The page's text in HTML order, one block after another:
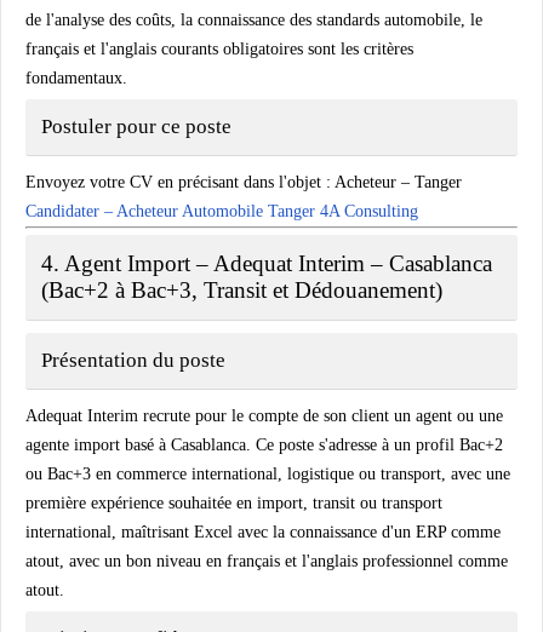
de l'analyse des coûts, la connaissance des standards automobile, le
français et l'anglais courants obligatoires sont les critères
fondamentaux.
Postuler pour ce poste
Envoyez votre CV en précisant dans l'objet : Acheteur – Tanger
Candidater – Acheteur Automobile Tanger 4A Consulting
4. Agent Import – Adequat Interim – Casablanca
(Bac+2 à Bac+3, Transit et Dédouanement)
Présentation du poste
Adequat Interim recrute pour le compte de son client un agent ou une
agente import basé à Casablanca. Ce poste s'adresse à un profil Bac+2
ou Bac+3 en commerce international, logistique ou transport, avec une
première expérience souhaitée en import, transit ou transport
international, maîtrisant Excel avec la connaissance d'un ERP comme
atout, avec un bon niveau en français et l'anglais professionnel comme
atout.